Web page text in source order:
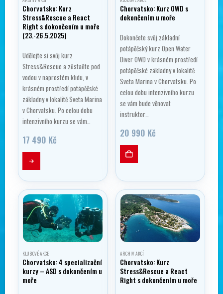
Chorvatsko: Kurz
Stress&Rescue a React
Right s dokončením u moře
(23.-26.5.2025)
Udělejte si svůj kurz
Stress&Rescue a zůstaňte pod
vodou v naprostém klidu, v
krásném prostředí potápěčské
základny v lokalitě Sveta Marina
v Chorvatsku. Po celou dobu
intenzivního kurzu se vám…
17 490 Kč
Chorvatsko: Kurz OWD s
dokončením u moře
Dokončete svůj základní
potápěčský kurz Open Water
Diver OWD v krásném prostředí
potápěčské základny v lokalitě
Sveta Marina v Chorvatsku. Po
celou dobu intenzivního kurzu
se vám bude věnovat
instruktor…
20 990 Kč
KLUBOVÉ AKCE
Chorvatsko: 4 specializační
kurzy – ASD s dokončením u
moře
ARCHIV AKCÍ
Chorvatsko: Kurz
Stress&Rescue a React
Right s dokončením u moře